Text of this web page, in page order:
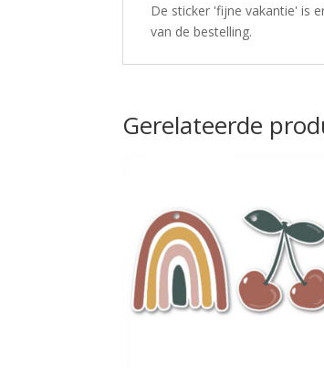
De sticker 'fijne vakantie' is
van de bestelling.
Gerelateerde